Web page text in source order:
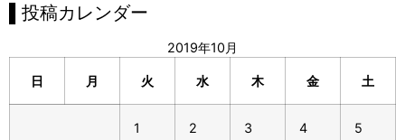
▌投稿カレンダー
2019年10月
日 月 火 水 木 金 土
1 2 3 4 5